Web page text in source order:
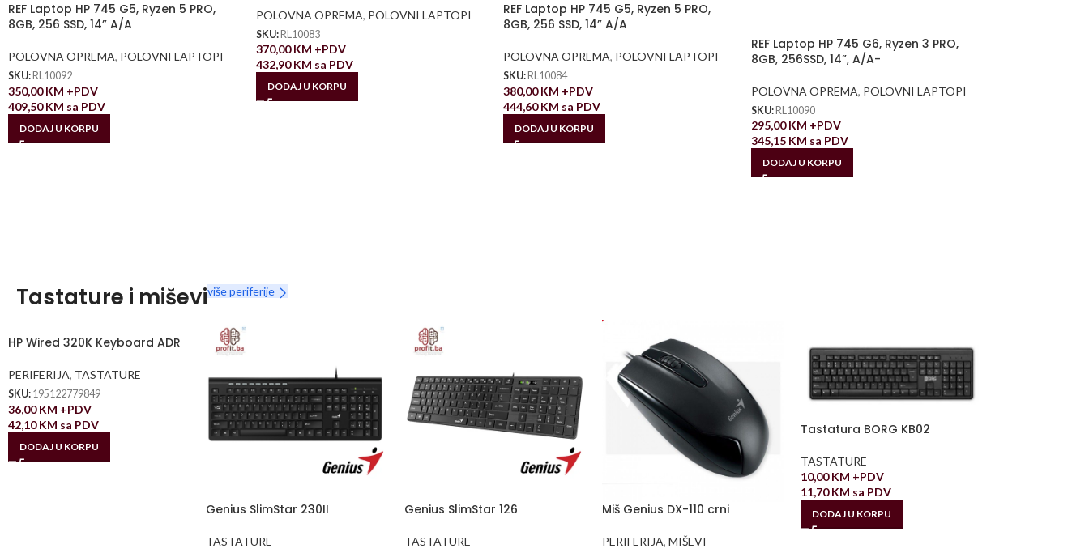
REF Laptop HP 745 G5, Ryzen 5 PRO,
8GB, 256 SSD, 14” A/A
POLOVNA OPREMA, POLOVNI LAPTOPI
SKU: RL10092
350,00KM +PDV
409,50KM sa PDV
DODAJ U KORPU
POLOVNA OPREMA, POLOVNI LAPTOPI
SKU: RL10083
370,00KM +PDV
432,90KM sa PDV
DODAJ U KORPU
REF Laptop HP 745 G5, Ryzen 5 PRO,
8GB, 256 SSD, 14” A/A
POLOVNA OPREMA, POLOVNI LAPTOPI
SKU: RL10084
380,00KM +PDV
444,60KM sa PDV
DODAJ U KORPU
REF Laptop HP 745 G6, Ryzen 3 PRO,
8GB, 256SSD, 14”, A/A-
POLOVNA OPREMA, POLOVNI LAPTOPI
SKU: RL10090
295,00KM +PDV
345,15 KM sa PDV
DODAJ U KORPU
Tastature i miševiviše periferije
HP Wired 320K Keyboard ADR
PERIFERIJA, TASTATURE
SKU: 195122779849
36,00KM +PDV
42,10KM sa PDV
DODAJ U KORPU
Genius SlimStar 230II
TASTATURE
Genius SlimStar 126
TASTATURE
Miš Genius DX-110 crni
PERIFERIJA, MIŠEVI
Tastatura BORG KB02
TASTATURE
10,00KM +PDV
11,70KM sa PDV
DODAJ U KORPU